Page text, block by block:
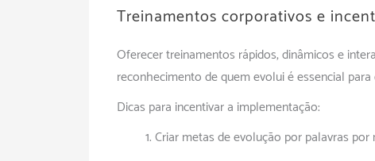
Treinamentos corporativos e
Oferecer treinamentos rápidos, dinâmicos e
reconhecimento de quem evolui é essencial
Dicas para incentivar a implementação:
Criar metas de evolução por palavras por